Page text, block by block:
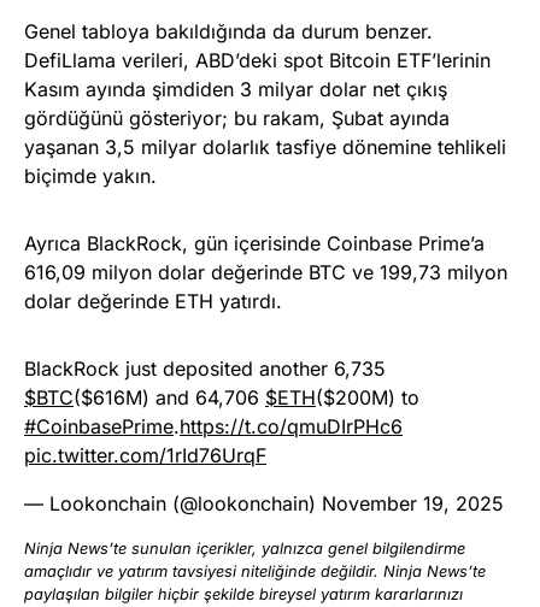
Genel tabloya bakıldığında da durum benzer.
DefiLlama verileri, ABD’deki spot Bitcoin ETF’lerinin
Kasım ayında şimdiden 3 milyar dolar net çıkış
gördüğünü gösteriyor; bu rakam, Şubat ayında
yaşanan 3,5 milyar dolarlık tasfiye dönemine tehlikeli
biçimde yakın.
Ayrıca BlackRock, gün içerisinde Coinbase Prime’a
616,09 milyon dolar değerinde BTC ve 199,73 milyon
dolar değerinde ETH yatırdı.
BlackRock just deposited another 6,735
$BTC($616M) and 64,706 $ETH($200M) to
#CoinbasePrime.https://t.co/qmuDIrPHc6
pic.twitter.com/1rId76UrqF
— Lookonchain (@lookonchain) November 19, 2025
Ninja News’te sunulan içerikler, yalnızca genel bilgilendirme
amaçlıdır ve yatırım tavsiyesi niteliğinde değildir. Ninja News’te
paylaşılan bilgiler hiçbir şekilde bireysel yatırım kararlarınızı